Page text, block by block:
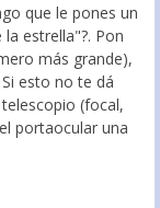
que le pones un
estrella"?. Pon
más grande),
esto no te dá
(focal,
portaocular una